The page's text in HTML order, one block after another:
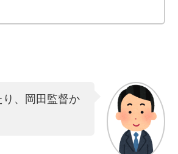
、岡田監督か